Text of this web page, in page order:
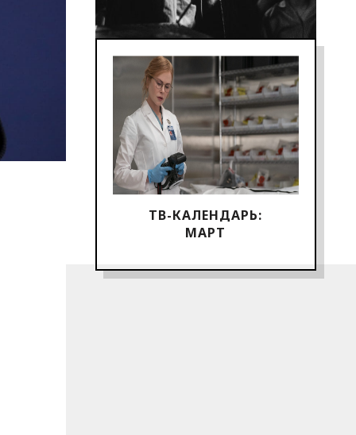
ТВ-КАЛЕНДАРЬ:
МАРТ